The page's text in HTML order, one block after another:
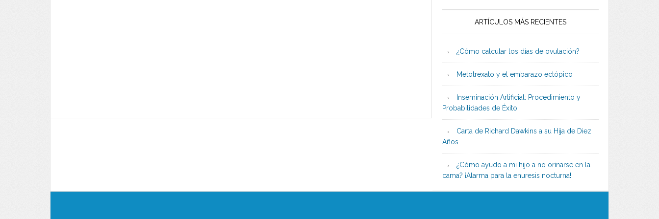
ARTÍCULOS MÁS RECIENTES
¿Cómo calcular los días de ovulación?
Metotrexato y el embarazo ectópico
Inseminación Artificial: Procedimiento y
Probabilidades de Éxito
Carta de Richard Dawkins a su Hija de Diez
Años
¿Cómo ayudo a mi hijo a no orinarse en la
cama? ¡Alarma para la enuresis nocturna!